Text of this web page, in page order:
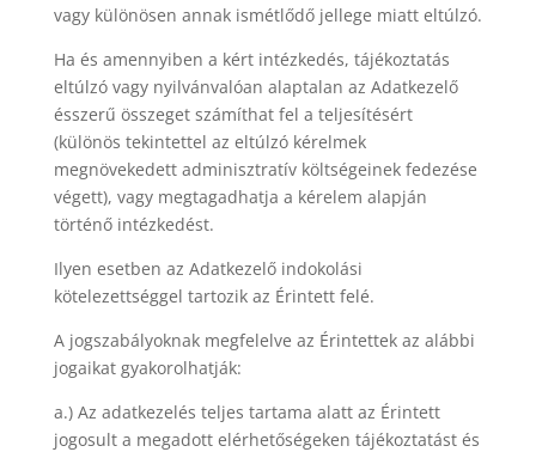
vagy különösen annak ismétlődő jellege miatt eltúlzó.
Ha és amennyiben a kért intézkedés, tájékoztatás
eltúlzó vagy nyilvánvalóan alaptalan az Adatkezelő
ésszerű összeget számíthat fel a teljesítésért
(különös tekintettel az eltúlzó kérelmek
megnövekedett adminisztratív költségeinek fedezése
végett), vagy megtagadhatja a kérelem alapján
történő intézkedést.
Ilyen esetben az Adatkezelő indokolási
kötelezettséggel tartozik az Érintett felé.
A jogszabályoknak megfelelve az Érintettek az alábbi
jogaikat gyakorolhatják:
a.) Az adatkezelés teljes tartama alatt az Érintett
jogosult a megadott elérhetőségeken tájékoztatást és